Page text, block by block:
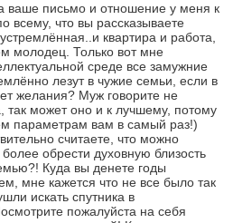
ваше письмо и отношение у меня к
всему, что вы рассказываете
квартира и работа,
молодец. Только вот мне
среде все замужние
лезут в чужие семьи, если в
желания? Муж говорите не
так может оно и к лучшему, потому
параметрам вам в самый раз!)
считаете, что можно
обрести духовную близость
Куда вы денете годы
мне кажется что не все было так
искать спутника в
пожалуйста на себя